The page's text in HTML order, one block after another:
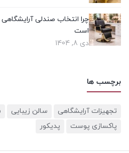
چرا انتخاب صندلی
است
دی 8, 1404
برچسب ها
تجهیزات آرایشگاهی سالن زیبایی
پاکسازی پوست
پدیکور